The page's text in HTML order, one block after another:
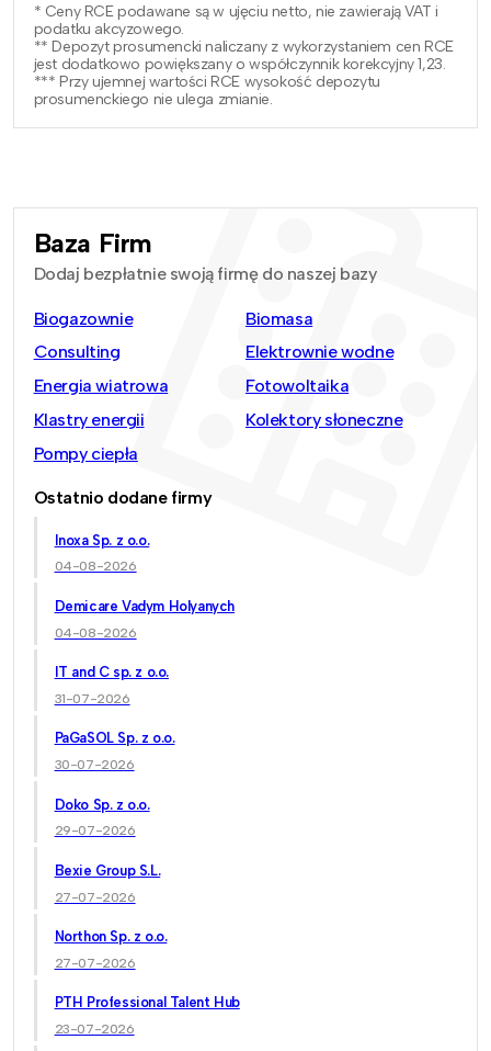
* Ceny RCE podawane są w ujęciu netto, nie zawierają VAT i
podatku akcyzowego.
** Depozyt prosumencki naliczany z wykorzystaniem cen RCE
jest dodatkowo powiększany o współczynnik korekcyjny 1,23.
*** Przy ujemnej wartości RCE wysokość depozytu
prosumenckiego nie ulega zmianie.
Baza Firm
Dodaj bezpłatnie swoją firmę do naszej bazy
Biogazownie
Biomasa
Consulting
Elektrownie wodne
Energia wiatrowa
Fotowoltaika
Klastry energii
Kolektory słoneczne
Pompy ciepła
Ostatnio dodane firmy
Inoxa Sp. z o.o.
04-08-2026
Demicare Vadym Holyanych
04-08-2026
IT and C sp. z o.o.
31-07-2026
PaGaSOL Sp. z o.o.
30-07-2026
Doko Sp. z o.o.
29-07-2026
Bexie Group S.L.
27-07-2026
Northon Sp. z o.o.
27-07-2026
PTH Professional Talent Hub
23-07-2026